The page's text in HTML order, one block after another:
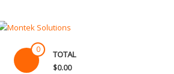
0 TOTAL
$0.00